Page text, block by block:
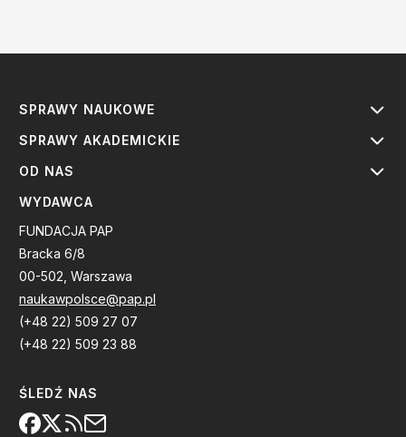
SPRAWY NAUKOWE
SPRAWY AKADEMICKIE
OD NAS
WYDAWCA
FUNDACJA PAP
Bracka 6/8
00-502, Warszawa
naukawpolsce@pap.pl
(+48 22) 509 27 07
(+48 22) 509 23 88
ŚLEDŹ NAS